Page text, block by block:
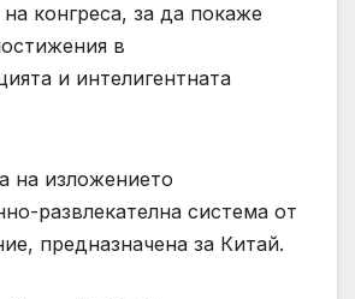
конгреса, за да покаже
в
и интелигентната
на изложението
развлекателна система от
предназначена за Китай.